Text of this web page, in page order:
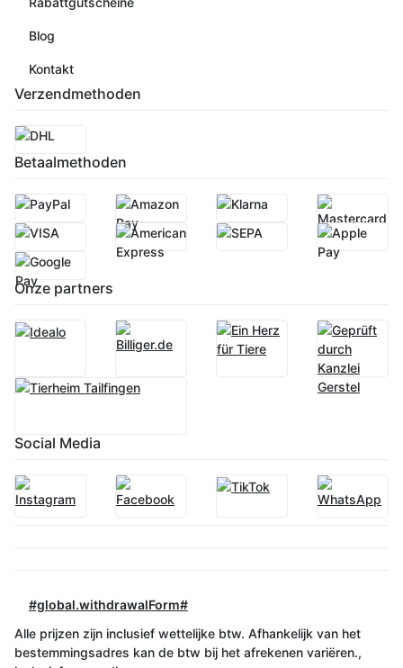
Blog
Kontakt
Verzendmethoden
Betaalmethoden
Onze partners
Social Media
#global.withdrawalForm#
Alle prijzen zijn inclusief wettelijke btw. Afhankelijk van het
bestemmingsadres kan de btw bij het afrekenen variëren.,